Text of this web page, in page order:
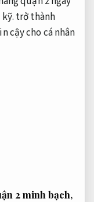
trở thành
cậy cho cá nhân
2 minh bạch,